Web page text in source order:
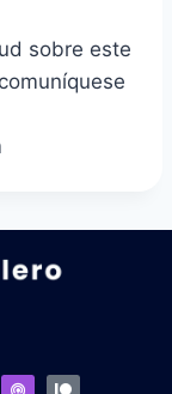
sobre este